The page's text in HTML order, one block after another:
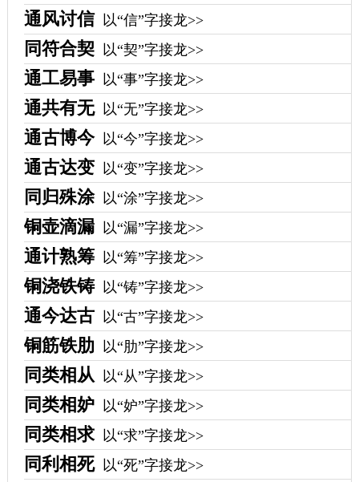
通风讨信 以“信”字接龙>>
同符合契 以“契”字接龙>>
通工易事 以“事”字接龙>>
通共有无 以“无”字接龙>>
通古博今 以“今”字接龙>>
通古达变 以“变”字接龙>>
同归殊涂 以“涂”字接龙>>
铜壶滴漏 以“漏”字接龙>>
通计熟筹 以“筹”字接龙>>
铜浇铁铸 以“铸”字接龙>>
通今达古 以“古”字接龙>>
铜筋铁肋 以“肋”字接龙>>
同类相从 以“从”字接龙>>
同类相妒 以“妒”字接龙>>
同类相求 以“求”字接龙>>
同利相死 以“死”字接龙>>